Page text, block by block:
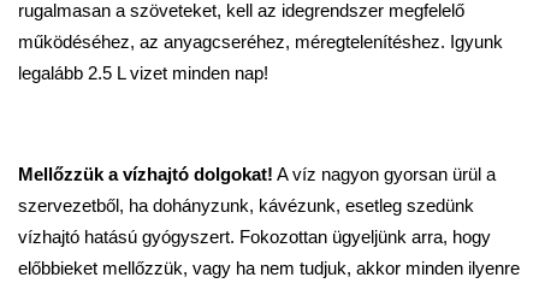
rugalmasan a szöveteket, kell az idegrendszer megfelelő
működéséhez, az anyagcseréhez, méregtelenítéshez. Igyunk
legalább 2.5 L vizet minden nap!
Mellőzzük a vízhajtó dolgokat! A víz nagyon gyorsan ürül a
szervezetből, ha dohányzunk, kávézunk, esetleg szedünk
vízhajtó hatású gyógyszert. Fokozottan ügyeljünk arra, hogy
előbbieket mellőzzük, vagy ha nem tudjuk, akkor minden ilyenre